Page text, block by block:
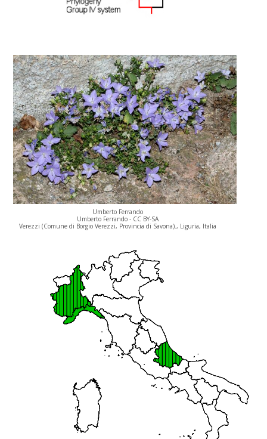
Umberto Ferrando
Umberto Ferrando - CC BY-SA
Verezzi (Comune di Borgio Verezzi, Provincia di Savona)., Liguria, Italia